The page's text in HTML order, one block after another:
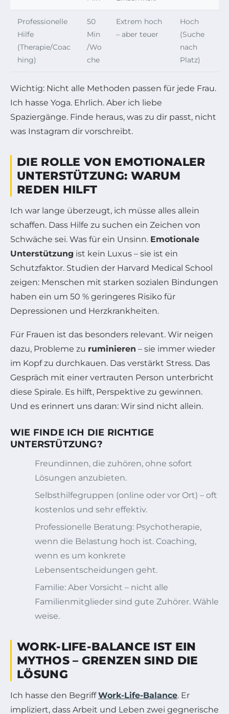
Professionelle
Hilfe
(Therapie/Coac
hing)
50
Min
/Wo
che
Extrem hoch
– aber teuer
Hoch
(Suche
nach
Platz)
Wichtig: Nicht alle Methoden passen für jede Frau.
Ich hasse Yoga. Ehrlich. Aber ich liebe
Spaziergänge. Finde heraus, was zu dir passt, nicht
was Instagram dir vorschreibt.
DIE ROLLE VON EMOTIONALER
UNTERSTÜTZUNG: WARUM
REDEN HILFT
Ich war lange überzeugt, ich müsse alles allein
schaffen. Dass Hilfe zu suchen ein Zeichen von
Schwäche sei. Was für ein Unsinn. Emotionale
Unterstützung ist kein Luxus – sie ist ein
Schutzfaktor. Studien der Harvard Medical School
zeigen: Menschen mit starken sozialen Bindungen
haben ein um 50 % geringeres Risiko für
Depressionen und Herzkrankheiten.
Für Frauen ist das besonders relevant. Wir neigen
dazu, Probleme zu ruminieren – sie immer wieder
im Kopf zu durchkauen. Das verstärkt Stress. Das
Gespräch mit einer vertrauten Person unterbricht
diese Spirale. Es hilft, Perspektive zu gewinnen.
Und es erinnert uns daran: Wir sind nicht allein.
WIE FINDE ICH DIE RICHTIGE
UNTERSTÜTZUNG?
Freundinnen, die zuhören, ohne sofort
Lösungen anzubieten.
Selbsthilfegruppen (online oder vor Ort) – oft
kostenlos und sehr effektiv.
Professionelle Beratung: Psychotherapie,
wenn die Belastung hoch ist. Coaching,
wenn es um konkrete
Lebensentscheidungen geht.
Familie: Aber Vorsicht – nicht alle
Familienmitglieder sind gute Zuhörer. Wähle
weise.
WORK-LIFE-BALANCE IST EIN
MYTHOS – GRENZEN SIND DIE
LÖSUNG
Ich hasse den BegriffWork-Life-Balance. Er
impliziert, dass Arbeit und Leben zwei gegnerische